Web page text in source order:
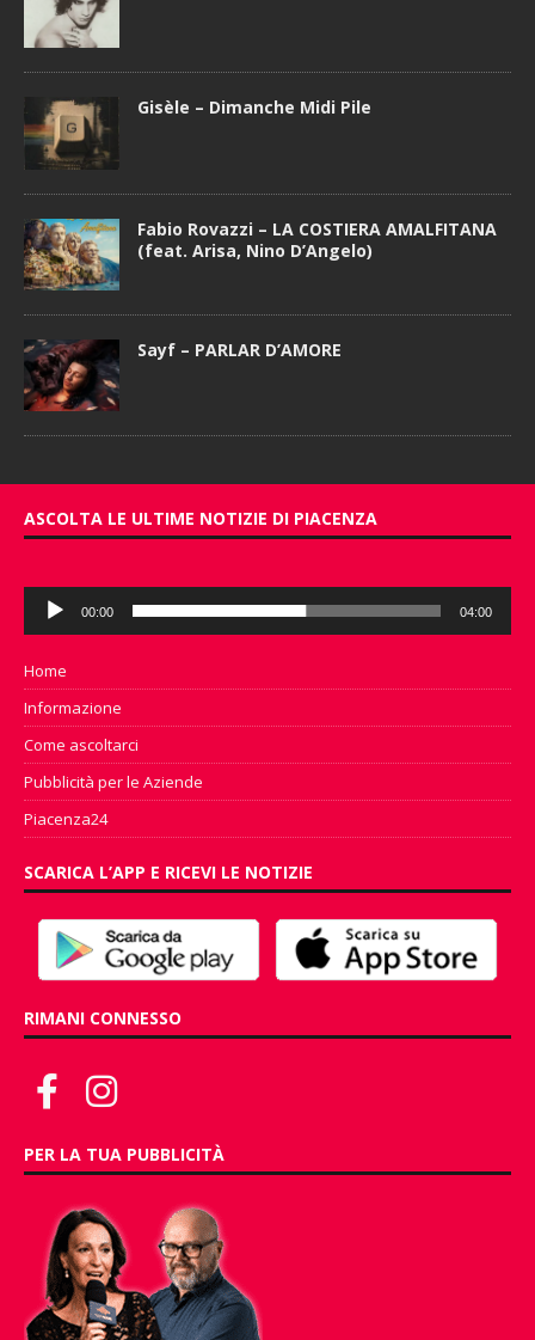
Gisèle – Dimanche Midi Pile
Fabio Rovazzi – LA COSTIERA AMALFITANA
(feat. Arisa, Nino D’Angelo)
Sayf – PARLAR D’AMORE
ASCOLTA LE ULTIME NOTIZIE DI PIACENZA
Audio
Player
00:00 04:00
Home
Informazione
Come ascoltarci
Pubblicità per le Aziende
Piacenza24
SCARICA L’APP E RICEVI LE NOTIZIE
RIMANI CONNESSO
PER LA TUA PUBBLICITÀ